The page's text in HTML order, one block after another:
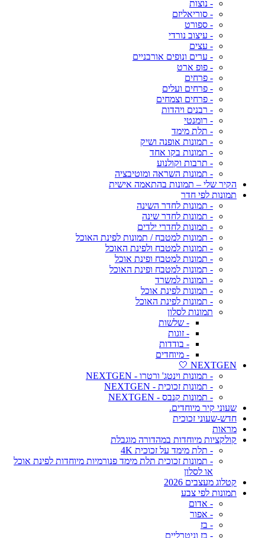
- נוצות
- סוריאליזם
- ספורט
- עיצוב נורדי
- עצים
- ערים ונופים אורבניים
- פופ ארט
- פרחים
- פרחים ועלים
- פרחים וצמחים
- רבנים ויהדות
- רומנטי
- תלת מימד
- תמונות אופנה ושיק
- תמונות בקו אחד
- תרבות וקולנוע
- תמונות השראה ומוטיבציה
הקיר שלי – תמונות בהתאמה אישית
תמונות לפי חדר
- תמונות לחדר השינה
- תמונות לחדר שינה
- תמונות לחדרי ילדים
- תמונות למטבח / תמונות לפינת האוכל
- תמונות למטבח ולפינת האוכל
- תמונות למטבח ופינת אוכל
- תמונות למטבח ופינת האוכל
- תמונות למשרד
- תמונות לפינת אוכל
- תמונות לפינת האוכל
תמונות לסלון
- שלשות
- זוגות
- בודדות
- מיוחדים
NEXTGEN 🤍
- תמונות וינטג' ורטרו - NEXTGEN
- תמונות זכוכית - NEXTGEN
- תמונות קנבס - NEXTGEN
שעוני קיר מיוחדים.
חדש-שעוני זכוכית
מראות
קולקציות מיוחדות במהדורה מוגבלת
- תלת מימד על זכוכית 4K
- תמונות זכוכית תלת מימד פנורמיות מיוחדות לפינת אוכל
או לסלון
קטלוג מעצבים 2026
תמונות לפי צבע
- אדום
- אפור
- בז
- בז וניטרליים